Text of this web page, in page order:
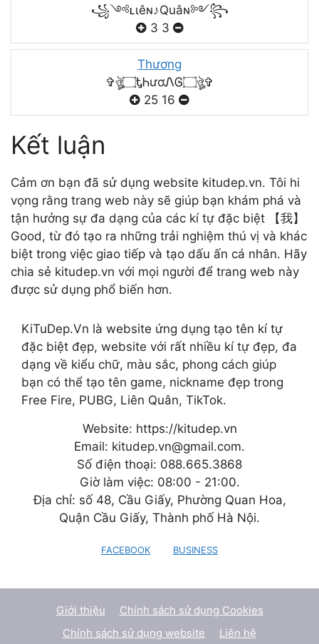
꧁༺ʟιêɴ♪Quâɴ༻꧂
3 3
Thương
✞ঔৣ۝ᎿᏂươᏁᎶ۝ঔৣ✞
25 16
Kết luận
Cảm ơn bạn đã sử dụng website kitudep.vn. Tôi hi
vọng rằng trang web này sẽ giúp bạn khám phá và
tận hưởng sự đa dạng của các kí tự đặc biệt 【我】
Good, từ đó tạo ra những trải nghiệm thú vị và khác
biệt trong việc giao tiếp và tạo dấu ấn cá nhân. Hãy
chia sẻ kitudep.vn với mọi người để trang web này
được sử dụng phổ biến hơn.
KiTuDep.Vn là website ứng dụng tạo tên kí tự
đặc biệt đẹp, website với rất nhiều kí tự đẹp, đa
dạng về kiểu chữ, màu sắc, phong cách giúp
bạn có thể tạo tên game, nickname đẹp trong
Free Fire, PUBG, Liên Quân, TikTok.
Website: https://kitudep.vn
Email: kitudep.vn@gmail.com.
Số điện thoại: 088.665.3868
Giờ làm việc: 08:00 - 21:00.
Địa chỉ: số 48, Cầu Giấy, Phường Quan Hoa,
Quận Cầu Giấy, Thành phố Hà Nội.
FACEBOOK BUSINESS
Giới thiệu
Chính sách sử dụng Cookies
Chính sách sử dụng website
Liên hệ